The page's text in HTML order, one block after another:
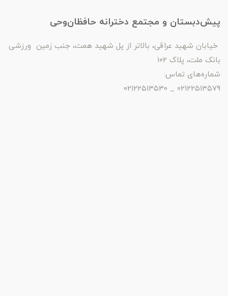
پیش‌دبستان و مجتمع دخترانه حافظان‌وحی
خیابان شهید عراقی، بالاتر از پل شهید همت، جنب زمین ورزشی
بانک ملت، پلاک ۱۰۲
شماره‌های تماس:
۰۲۱۲۲۵۱۳۵۷۹ _ ۰۲۱۲۲۵۱۳۵۳۰